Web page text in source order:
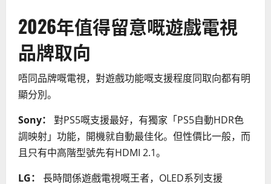
2026年值得留意嘅遊戲電視
品牌取向
唔同品牌嘅電視，對遊戲功能嘅支援程度同取向都有明
顯分別。
Sony：
對PS5嘅支援最好，有獨家「PS5自動HDR色
調映射」功能，開機就自動最佳化。但性價比一般，而
且只有中高階型號先有HDMI 2.1。
LG：
長時間係遊戲電視嘅王者，OLED系列支援